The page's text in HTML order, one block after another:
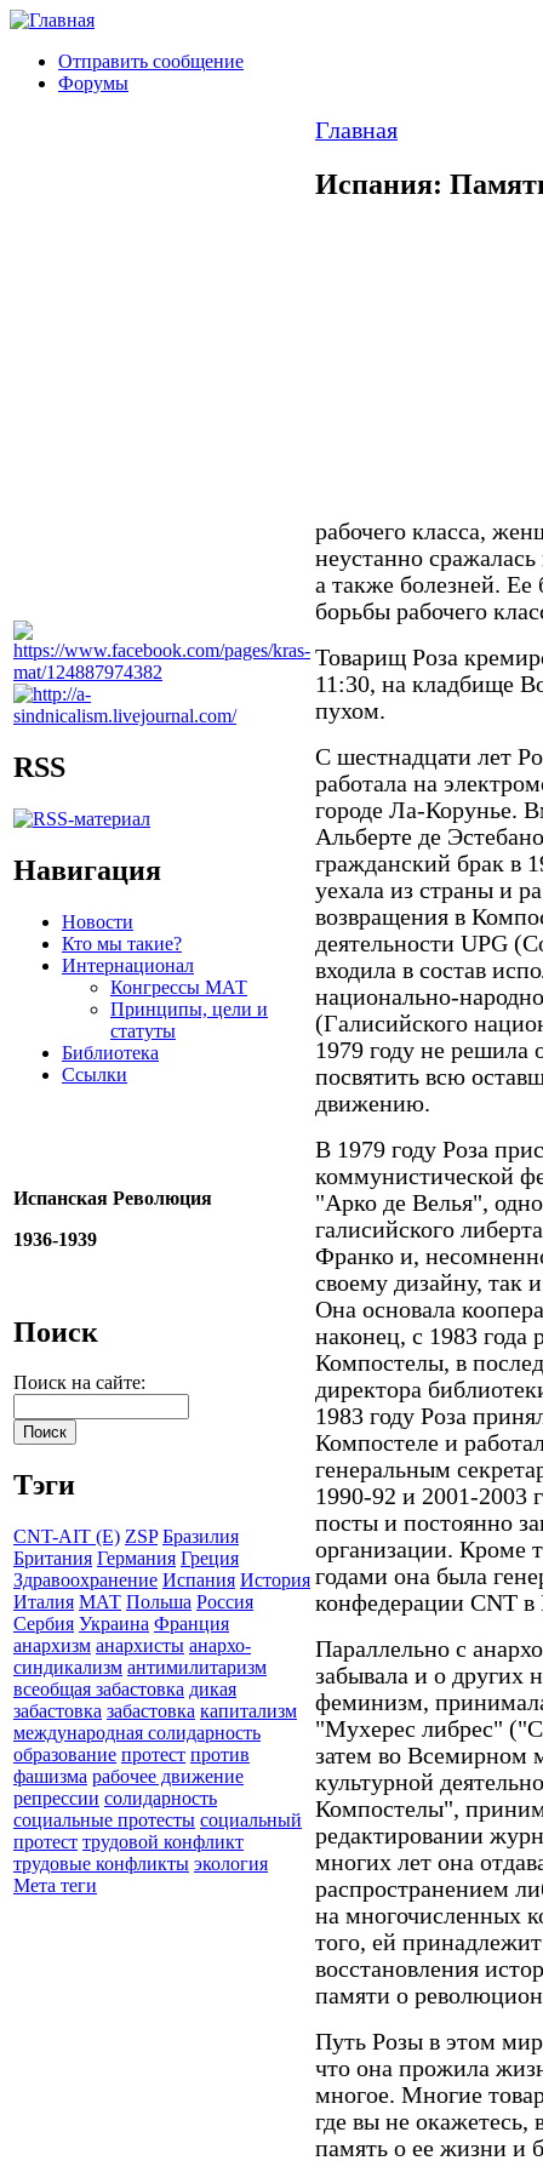
Отправить сообщение
Форумы
RSS
Навигация
Новости
Кто мы такие?
Интернационал
Конгрессы МАТ
Принципы, цели и
статуты
Библиотека
Ссылки
Испанская Революция
1936-1939
Поиск
Поиск на сайте:
Тэги
CNT-AIT (E) ZSP Бразилия
Британия Германия Греция
Здравоохранение Испания История
Италия МАТ Польша Россия
Сербия Украина Франция
анархизм анархисты анархо-
синдикализм антимилитаризм
всеобщая забастовка дикая
забастовка забастовка капитализм
международная солидарность
образование протест против
фашизма рабочее движение
репрессии солидарность
социальные протесты социальный
протест трудовой конфликт
трудовые конфликты экология
Мета теги
Главная
Испания:
рабочего класса,
неустанно
а также болезней. Ее
борьбы рабочего
Товарищ Роза
11:30, на кладбище
пухом.
С шестнадцати лет
работала на
городе Ла-Корунье.
Альберте де
гражданский брак в
уехала из страны и
возвращения в
деятельности UPG
входила в состав
национально-
(Галисийского
1979 году не решила
посвятить всю
движению.
В 1979 году Роза
коммунистической
"Aрко де Велья",
галисийского
Франко и,
своему дизайну, так
Она основала
наконец, с 1983 года
Компостелы, в
директора
1983 году Роза
Компостеле и
генеральным
1990-92 и 2001-2003
посты и постоянно
организации. Кроме
годами она была
конфедерации CNT в
Параллельно с
забывала и о других
феминизм,
"Мухерес либрес"
затем во Всемирном
культурной
Компостелы",
редактировании
многих лет она
распространением
на многочисленных
того, ей
восстановления
памяти о
Путь Розы в этом
что она прожила
многое. Многие
где вы не окажетесь,
память о ее жизни и